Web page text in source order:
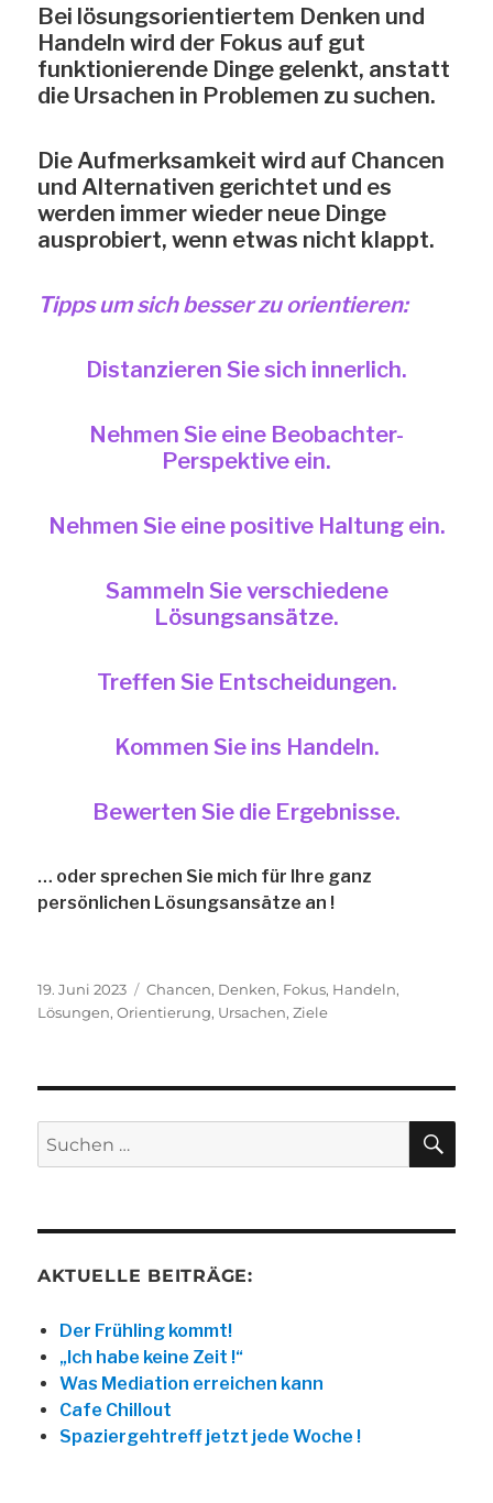
Bei lösungsorientiertem Denken und
Handeln wird der Fokus auf gut
funktionierende Dinge gelenkt, anstatt
die Ursachen in Problemen zu suchen.
Die Aufmerksamkeit wird auf Chancen
und Alternativen gerichtet und es
werden immer wieder neue Dinge
ausprobiert, wenn etwas nicht klappt.
Tipps um sich besser zu orientieren:
Distanzieren Sie sich innerlich.
Nehmen Sie eine Beobachter-
Perspektive ein.
Nehmen Sie eine positive Haltung ein.
Sammeln Sie verschiedene
Lösungsansätze.
Treffen Sie Entscheidungen.
Kommen Sie ins Handeln.
Bewerten Sie die Ergebnisse.
… oder sprechen Sie mich für Ihre ganz
persönlichen Lösungsansätze an !
Veröffentlicht
am
19. Juni 2023 Schlagwörter
Chancen, Denken, Fokus, Handeln,
Lösungen,Orientierung, Ursachen,Ziele
AKTUELLE BEITRÄGE:
Der Frühling kommt!
„Ich habe keine Zeit !“
Was Mediation erreichen kann
Cafe Chillout
Spaziergehtreff jetzt jede Woche !